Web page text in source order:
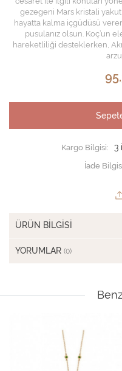
gezegeni Mars kristali
hayatta kalma içgüdüsü
pusulanız olsun. Koç’un
hareketliliği desteklerken,
Kargo Bilgisi:
3
İade
ÜRÜN BILGISI
YORUMLAR (0)